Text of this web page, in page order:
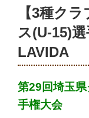
【3種ク
ス(U-15)
LAVIDA
第29回埼玉
手権大会